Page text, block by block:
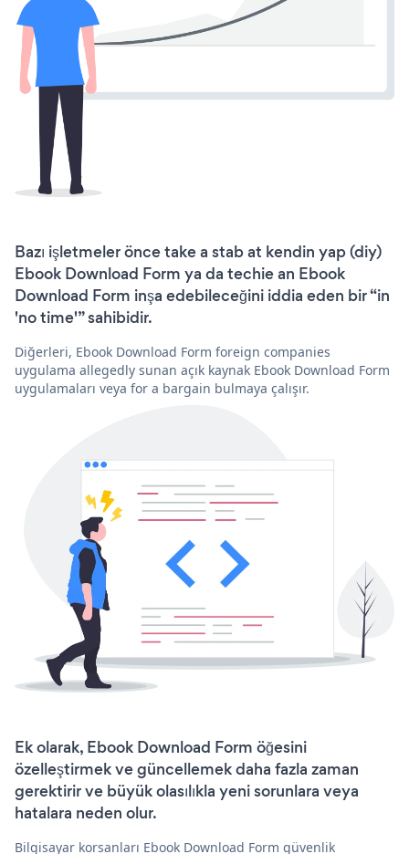
Bazı işletmeler önce take a stab at kendin yap (diy)
Ebook Download Form ya da techie an Ebook
Download Form inşa edebileceğini iddia eden bir “in
'no time'” sahibidir.
Diğerleri, Ebook Download Form foreign companies
uygulama allegedly sunan açık kaynak Ebook Download Form
uygulamaları veya for a bargain bulmaya çalışır.
Ek olarak, Ebook Download Form öğesini
özelleştirmek ve güncellemek daha fazla zaman
gerektirir ve büyük olasılıkla yeni sorunlara veya
hatalara neden olur.
Bilgisayar korsanları Ebook Download Form güvenlik